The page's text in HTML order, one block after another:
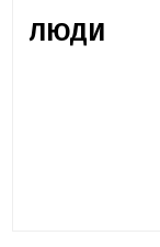
ЛЮДИ